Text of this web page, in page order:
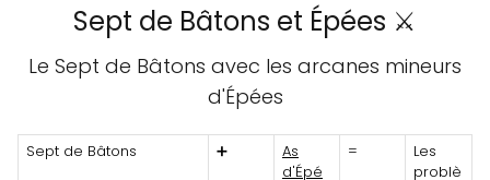
Sept de Bâtons et Épées ⚔️
Le Sept de Bâtons avec les arcanes mineurs
d'Épées
Sept de Bâtons ➕
As
d'Épé
=
Les
problè